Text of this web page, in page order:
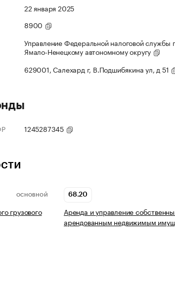
22 января 2025
8900
Управление Федеральной налоговой службы
Ямало-Ненецкому автономному округу
629001, Салехард г, В.Подшибякина ул, д 51
1245287345
ОСНОВНОЙ
грузового
68.20
Аренда и управление
арендованным недвижимым